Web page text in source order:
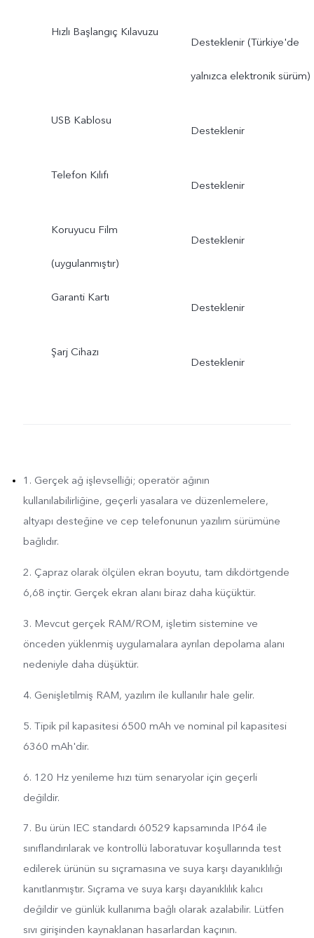
Hızlı Başlangıç Kılavuzu
Desteklenir (Türkiye'de
yalnızca elektronik sürüm)
USB Kablosu
Desteklenir
Telefon Kılıfı
Desteklenir
Koruyucu Film
(uygulanmıştır)
Desteklenir
Garanti Kartı
Desteklenir
Şarj Cihazı
Desteklenir
1. Gerçek ağ işlevselliği; operatör ağının
kullanılabilirliğine, geçerli yasalara ve düzenlemelere,
altyapı desteğine ve cep telefonunun yazılım sürümüne
bağlıdır.
2. Çapraz olarak ölçülen ekran boyutu, tam dikdörtgende
6,68 inçtir. Gerçek ekran alanı biraz daha küçüktür.
3. Mevcut gerçek RAM/ROM, işletim sistemine ve
önceden yüklenmiş uygulamalara ayrılan depolama alanı
nedeniyle daha düşüktür.
4. Genişletilmiş RAM, yazılım ile kullanılır hale gelir.
5. Tipik pil kapasitesi 6500 mAh ve nominal pil kapasitesi
6360 mAh'dir.
6. 120 Hz yenileme hızı tüm senaryolar için geçerli
değildir.
7. Bu ürün IEC standardı 60529 kapsamında IP64 ile
sınıflandırılarak ve kontrollü laboratuvar koşullarında test
edilerek ürünün su sıçramasına ve suya karşı dayanıklılığı
kanıtlanmıştır. Sıçrama ve suya karşı dayanıklılık kalıcı
değildir ve günlük kullanıma bağlı olarak azalabilir. Lütfen
sıvı girişinden kaynaklanan hasarlardan kaçının.